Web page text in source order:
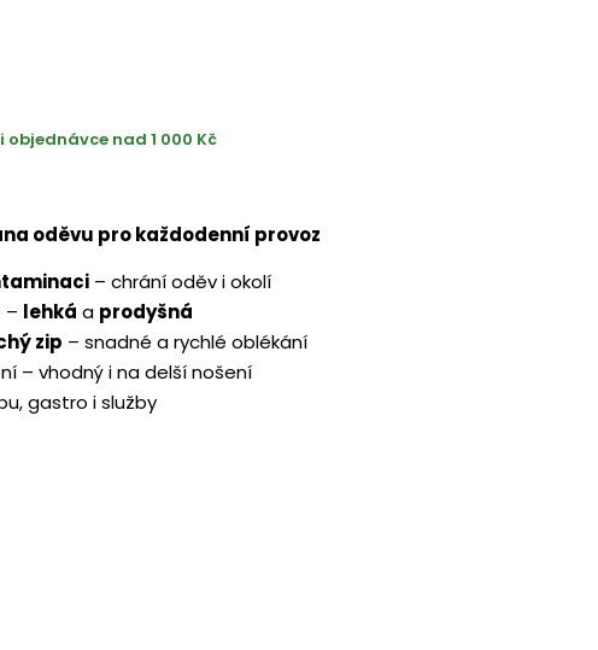
nad 1 000 Kč
oděvu pro každodenní provoz
– chrání oděv i okolí
– lehká a prodyšná
zip – snadné a rychlé oblékání
– vhodný i na delší nošení
gastro i služby